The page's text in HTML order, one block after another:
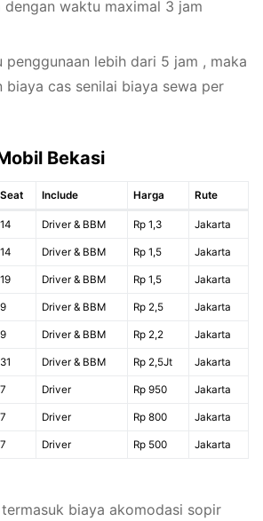
dengan waktu maximal 3 jam
penggunaan lebih dari 5 jam , maka
biaya cas senilai biaya sewa per
Bekasi
Seat Include Harga Rute
14 Driver & BBM Rp 1,3 Jakarta
14 Driver & BBM Rp 1,5 Jakarta
19 Driver & BBM Rp 1,5 Jakarta
9 Driver & BBM Rp 2,5 Jakarta
9 Driver & BBM Rp 2,2 Jakarta
31 Driver & BBM Rp 2,5Jt Jakarta
7 Driver Rp 950 Jakarta
7 Driver Rp 800 Jakarta
7 Driver Rp 500 Jakarta
biaya akomodasi sopir